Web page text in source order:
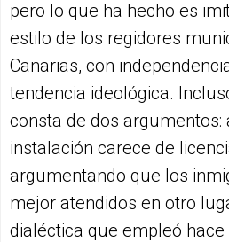
pero lo que ha hecho es
estilo de los regidores
Canarias, con
tendencia ideológica.
consta de dos argumentos:
instalación carece de
argumentando que los
mejor atendidos en otro
dialéctica que empleó